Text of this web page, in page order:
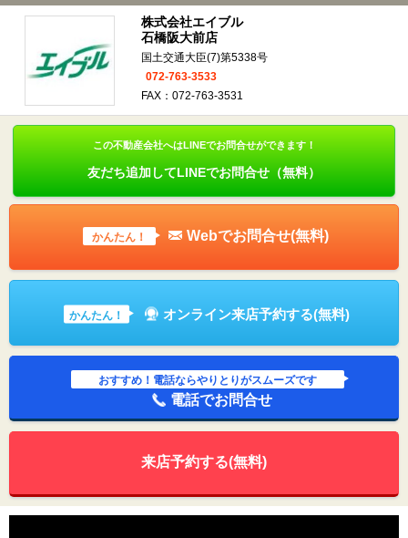
株式会社エイブル
石橋阪大前店
国土交通大臣(7)第5338号
072-763-3533
FAX：072-763-3531
この不動産会社へはLINEでお問合せができます！
友だち追加してLINEでお問合せ（無料）
かんたん！ Webでお問合せ(無料)
かんたん！ オンライン来店予約する(無料)
おすすめ！電話ならやりとりがスムーズです
電話でお問合せ
来店予約する(無料)